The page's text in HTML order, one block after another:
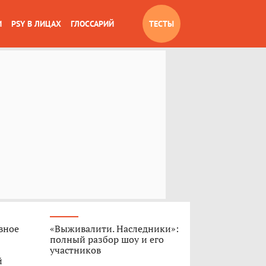
PSY В ЛИЦАХ ГЛОССАРИЙ ТЕСТЫ
«Выживалити. Наследники»:
полный разбор шоу и его
участников